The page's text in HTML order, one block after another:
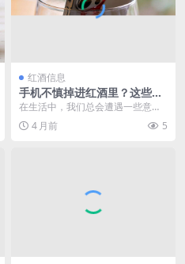
红酒信息
手机不慎掉进红酒里？这些应
急处理方法你得知道
在生活中，我们总会遭遇一些意外
状况，手机掉进红酒里便是其中一
种令人猝不及防的情况...
4 月前 5